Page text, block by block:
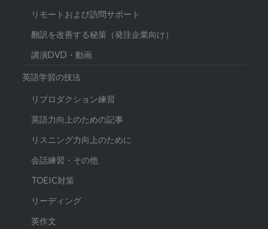
リモートおよび訪問サポート
翻訳を改善する秘策（発注企業向け）
講演DVD・動画
英語学習の技法
リプロダクション練習
英語力向上のための記事
リスニング力向上のために
会話練習・その他
TOEIC対策
リーディング
英作文